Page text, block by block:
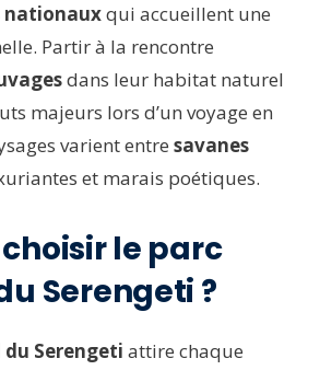
nationauxqui accueillent une
Partir à la rencontre
dans leur habitat naturel
majeurs lors d’un voyage en
varient entre savanes
et marais poétiques.
le parc
Serengeti ?
Serengeti attire chaque